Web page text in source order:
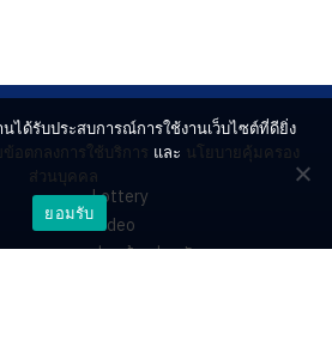
Lottery
Video
ร่วมด้วยช่วยกัน
ได้รับประสบการณ์การใช้งานเว็บไซต์ที่ดียิ่ง
ข้อตกลงการใช้บริการ และ นโยบายคุ้มครอง
ส่วนบุคคล
ยอมรับ